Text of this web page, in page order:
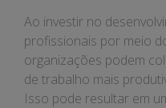
Ao investir no
profissionais por meio
organizações podem
de trabalho mais
Isso pode resultar em